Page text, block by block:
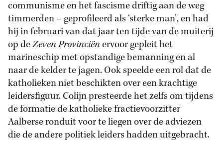
communisme en het fascisme driftig aan de weg
timmerden – geprofileerd als ‘sterke man’, en had
hij in februari van dat jaar ten tijde van de muiterij
op deZeven Provinciënervoor gepleit het
marineschip met opstandige bemanning en al
naar de kelder te jagen. Ook speelde een rol dat de
katholieken niet beschikten over een krachtige
leidersfiguur. Colijn presteerde het zelfs om tijdens
de formatie de katholieke fractievoorzitter
Aalberse ronduit voor te liegen over de adviezen
die de andere politiek leiders hadden uitgebracht.